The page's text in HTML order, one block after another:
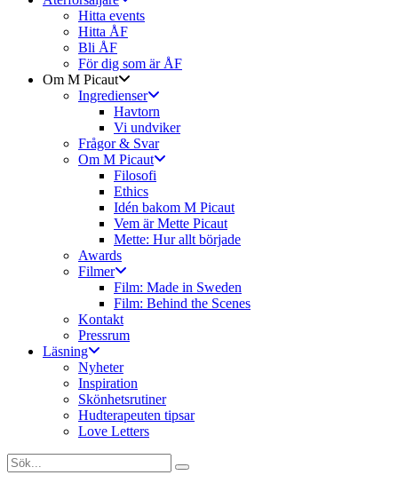
Hitta events
Hitta ÅF
Bli ÅF
För dig som är ÅF
Om M Picaut
Ingredienser
Havtorn
Vi undviker
Frågor & Svar
Om M Picaut
Filosofi
Ethics
Idén bakom M Picaut
Vem är Mette Picaut
Mette: Hur allt började
Awards
Filmer
Film: Made in Sweden
Film: Behind the Scenes
Kontakt
Pressrum
Läsning
Nyheter
Inspiration
Skönhetsrutiner
Hudterapeuten tipsar
Love Letters